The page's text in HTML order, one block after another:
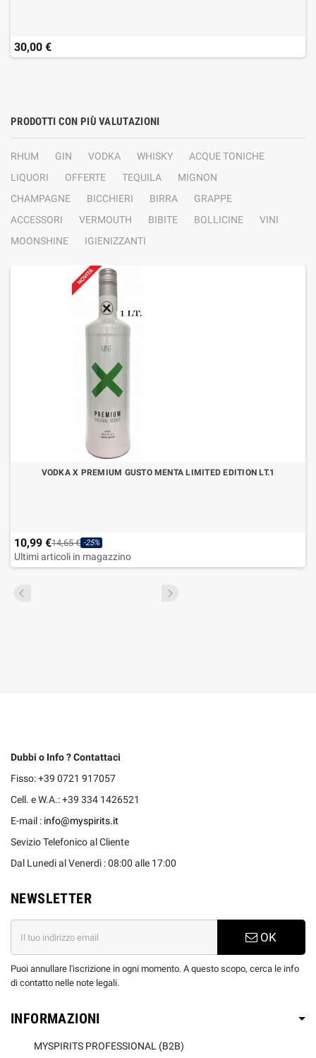
30,00 €
PRODOTTI CON PIÙ VALUTAZIONI
RHUM GIN VODKA WHISKY
ACQUE TONICHE
LIQUORI
OFFERTE TEQUILA
MIGNON
CHAMPAGNE
BICCHIERI BIRRA
GRAPPE
ACCESSORI
VERMOUTH BIBITE BOLLICINE
VINI
MOONSHINE
IGIENIZZANTI
VODKA X PREMIUM GUSTO MENTA LIMITED EDITION LT.1
10,99 €14,65 € -25%
Ultimi articoli in magazzino
Dubbi o Info ? Contattaci
Fisso: +39 0721 917057
Cell. e W.A.: +39 334 1426521
E-mail : info@myspirits.it
Sevizio Telefonico al Cliente
Dal Lunedi al Venerdì : 08:00 alle 17:00
NEWSLETTER
OK
Puoi annullare l'iscrizione in ogni momento. A questo scopo, cerca le info
di contatto nelle note legali.
INFORMAZIONI
MYSPIRITS PROFESSIONAL (B2B)